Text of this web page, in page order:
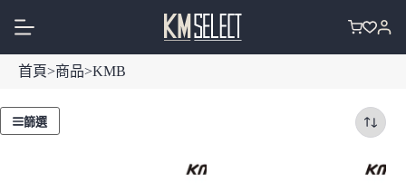
主
容
購
首頁>商品>KMB
篩選